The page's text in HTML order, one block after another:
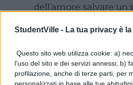
StudentVille - La tua privacy è
Questo sito web utilizza cookie: a)
l'uso del sito e dei servizi annessi; b)
profilazione, anche di terze parti, per
personalizzati in base alle tue
dell'amore salvare un
risposta affermativa
disperato viaggio